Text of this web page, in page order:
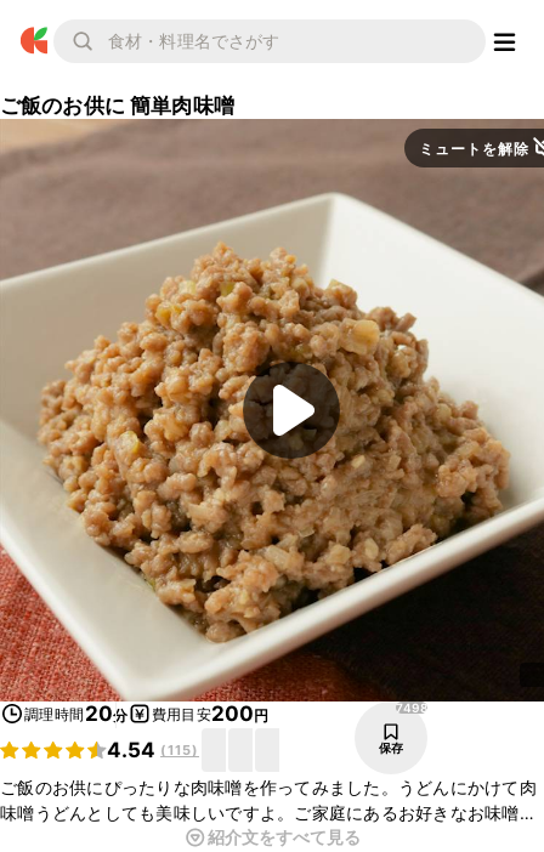
ご飯のお供に 簡単肉味噌
ミュートを解除
調理時間 20分 費用目安200円
4.54 (115)
7498
保存
ご飯のお供にぴったりな肉味噌を作ってみました。うどんにかけて肉
味噌うどんとしても美味しいですよ。ご家庭にあるお好きなお味噌を
使って下さい。砂糖の量は味噌によって味をみながら調整してくださ
紹介文をすべて見る